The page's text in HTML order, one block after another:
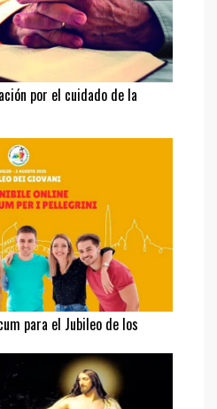
por el cuidado de la
para el Jubileo de los